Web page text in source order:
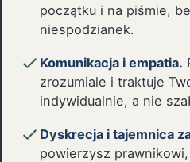
początku i na piśmie,
niespodzianek.
Komunikacja i empatia.
zrozumiale i traktuje
indywidualnie, a nie
Dyskrecja i tajemnica
powierzysz